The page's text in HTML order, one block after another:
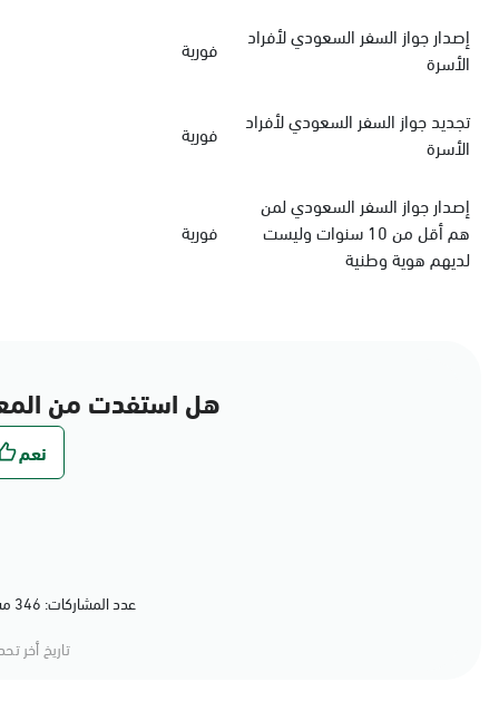
‏إصدار جواز السفر السعودي‏‏ لأفراد
الأسرة
فورية
‏تجديد جواز السفر السعودي‏ لأفراد
الأسرة
فورية
إصدار جواز السفر السعودي لمن
هم أقل من 10 سنوات وليست
لديهم هوية وطنية
فورية
هل استفدت من
عدد المشاركات: 346 مشاركة (79%) أعجبهم المحتوى
تاريخ أخر